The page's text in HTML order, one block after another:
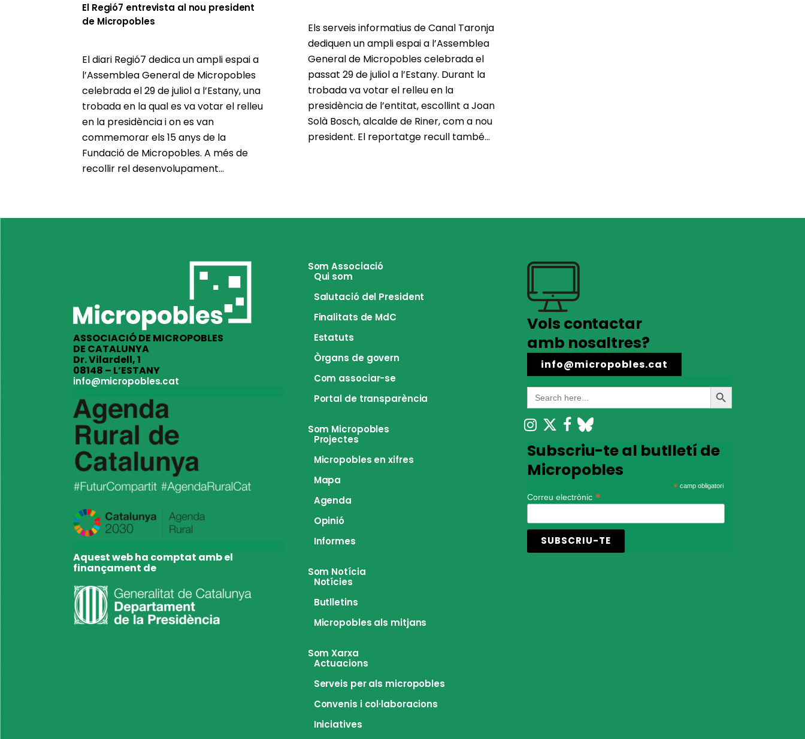
Els serveis informatius de Canal Taronja
dediquen un ampli espai a l’Assemblea
General de Micropobles celebrada el
passat 29 de juliol a l’Estany. Durant la
trobada va votar el relleu en la
presidència de l’entitat, escollint a Joan
Solà Bosch, alcalde de Riner, com a nou
president. El reportatge recull també...
El Regió7 entrevista al nou president
de Micropobles
El diari Regió7 dedica un ampli espai a
l’Assemblea General de Micropobles
celebrada el 29 de juliol a l’Estany, una
trobada en la qual es va votar el relleu
en la presidència i on es van
commemorar els 15 anys de la
Fundació de Micropobles. A més de
recollir rel desenvolupament...
ASSOCIACIÓ DE MICROPOBLES
DE CATALUNYA
Dr. Vilardell, 1
08148 – L’ESTANY
info@micropobles.cat
Aquest web ha comptat amb el
finançament de
Som Associació
Qui som
Salutació del President
Finalitats de MdC
Estatuts
Òrgans de govern
Com associar-se
Portal de transparència
Som Micropobles
Projectes
Micropobles en xifres
Mapa
Agenda
Opinió
Informes
Som Notícia
Notícies
Butlletins
Micropobles als mitjans
Som Xarxa
Actuacions
Serveis per als micropobles
Convenis i col·laboracions
Iniciatives
Vols contactar
amb nosaltres?
info@micropobles.cat
Search
for:
Search
Button
Subscriu-te al butlletí de
Micropobles
* camp obligatori
Correu electrònic *